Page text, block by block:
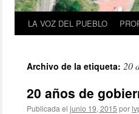
LA VOZ DEL PUEBLO
Archivo de la etiqueta: 20
20 años de
Publicada el junio 19, 2015 por